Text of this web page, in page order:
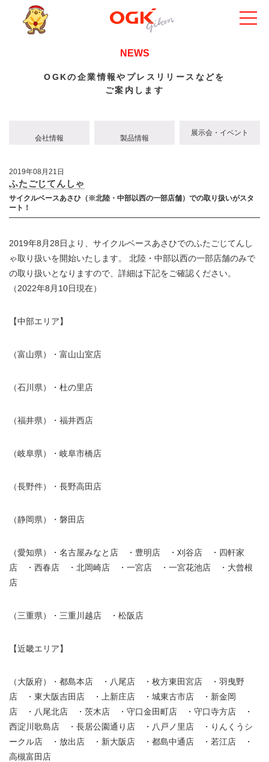
NEWS
OGKの企業情報やプレスリリースなどを
ご案内します
会社情報 製品情報
展示会・イベント
2019年08月21日
ふたごじてんしゃ
サイクルベースあさひ（※北陸・中部以西の一部店舗）での取り扱いがスタ
ート！
2019年8月28日より、サイクルベースあさひでのふたごじてんし
ゃ取り扱いを開始いたします。 北陸・中部以西の一部店舗のみで
の取り扱いとなりますので、詳細は下記をご確認ください。
（2022年8月10日現在）
【中部エリア】
（富山県）・富山山室店
（石川県）・杜の里店
（福井県）・福井西店
（岐阜県）・岐阜市橋店
（長野件）・長野高田店
（静岡県）・磐田店
（愛知県）・名古屋みなと店 ・豊明店 ・刈谷店 ・四軒家
店 ・西春店 ・北岡崎店 ・一宮店 ・一宮花池店 ・大曾根
店
（三重県）・三重川越店 ・松阪店
【近畿エリア】
（大阪府）・都島本店 ・八尾店 ・枚方東田宮店 ・羽曳野
店 ・東大阪吉田店 ・上新庄店 ・城東古市店 ・新金岡
店 ・八尾北店 ・茨木店 ・守口金田町店 ・守口寺方店 ・
西淀川歌島店 ・長居公園通り店 ・八戸ノ里店 ・りんくうシ
ークル店 ・放出店 ・新大阪店 ・都島中通店 ・若江店 ・
高槻富田店